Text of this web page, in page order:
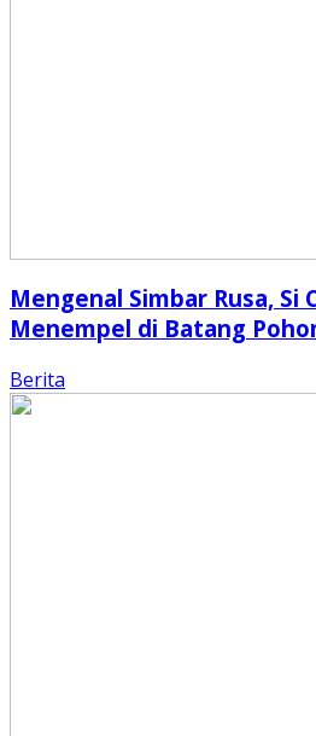
Mengenal Simbar Rusa, Si
Menempel di Batang
Berita